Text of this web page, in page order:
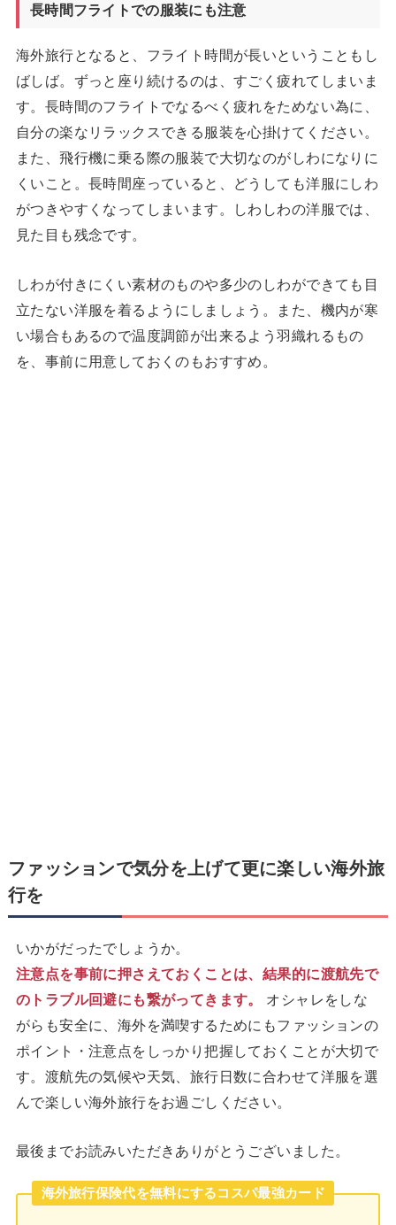
長時間フライトでの服装にも注意
海外旅行となると、フライト時間が長いということもし
ばしば。ずっと座り続けるのは、すごく疲れてしまいま
す。長時間のフライトでなるべく疲れをためない為に、
自分の楽なリラックスできる服装を心掛けてください。
また、飛行機に乗る際の服装で大切なのがしわになりに
くいこと。長時間座っていると、どうしても洋服にしわ
がつきやすくなってしまいます。しわしわの洋服では、
見た目も残念です。
しわが付きにくい素材のものや多少のしわができても目
立たない洋服を着るようにしましょう。また、機内が寒
い場合もあるので温度調節が出来るよう羽織れるもの
を、事前に用意しておくのもおすすめ。
ファッションで気分を上げて更に楽しい海外旅
行を
いかがだったでしょうか。
注意点を事前に押さえておくことは、結果的に渡航先で
のトラブル回避にも繋がってきます。
オシャレをしな
がらも安全に、海外を満喫するためにもファッションの
ポイント・注意点をしっかり把握しておくことが大切で
す。渡航先の気候や天気、旅行日数に合わせて洋服を選
んで楽しい海外旅行をお過ごしください。
最後までお読みいただきありがとうございました。
海外旅行保険代を無料にするコスパ最強カード